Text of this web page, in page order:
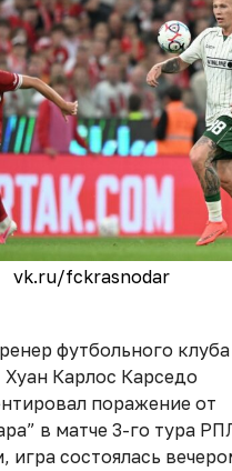
vk.ru/fckrasnodar
футбольного клуба
Хуан Карлос Карседо
поражение от
в матче 3-го тура
состоялась